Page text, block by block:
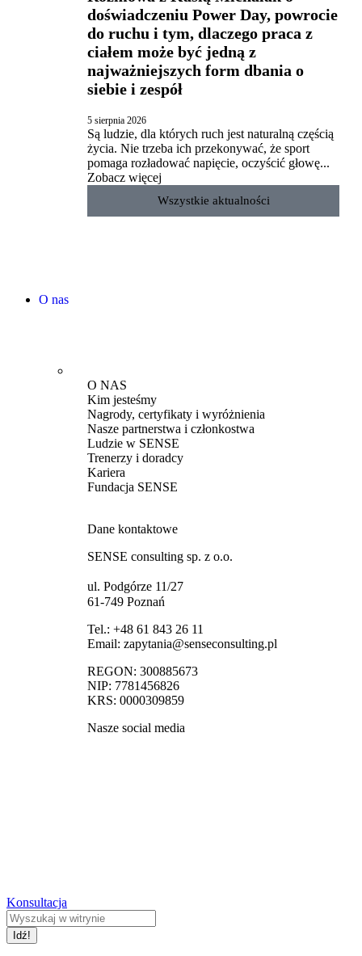
doświadczeniu Power Day, powrocie
do ruchu i tym, dlaczego praca z
ciałem może być jedną z
najważniejszych form dbania o
siebie i zespół
5 sierpnia 2026
Są ludzie, dla których ruch jest naturalną częścią
życia. Nie trzeba ich przekonywać, że sport
pomaga rozładować napięcie, oczyścić głowę...
Zobacz więcej
Wszystkie aktualności
O nas
O NAS
Kim jesteśmy
Nagrody, certyfikaty i wyróżnienia
Nasze partnerstwa i członkostwa
Ludzie w SENSE
Trenerzy i doradcy
Kariera
Fundacja SENSE
Dane kontaktowe
SENSE consulting sp. z o.o.
ul. Podgórze 11/27
61-749 Poznań
Tel.: +48 61 843 26 11
Email: zapytania@senseconsulting.pl
REGON: 300885673
NIP: 7781456826
KRS: 0000309859
Nasze social media
Konsultacja